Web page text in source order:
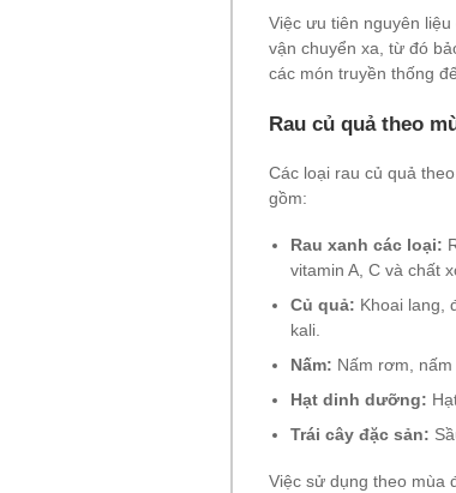
Việc ưu tiên nguyên
vận chuyển xa, từ đó
các món truyền thống
Rau củ quả theo
Các loại rau củ quả
gồm:
Rau xanh các loại:
vitamin A, C và chất
Củ quả: Khoai lang,
kali.
Nấm: Nấm rơm,
Hạt dinh dưỡng:
Trái cây đặc sản:
Việc sử dụng theo mùa